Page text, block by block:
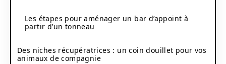
Les étapes pour aménager un bar d’appoint à
partir d’un tonneau
Des niches récupératrices : un coin douillet pour vos
animaux de compagnie